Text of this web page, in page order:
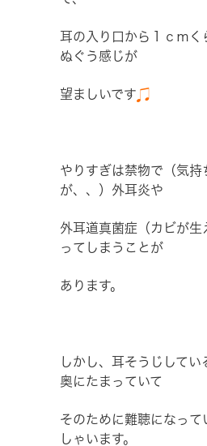
耳の入り口から１ｃｍく
ぬぐう感じが
望ましいです
やりすぎは禁物で（気持
が、、）外耳炎や
外耳道真菌症（カビが生
ってしまうことが
あります。
しかし、耳そうじしてい
奥にたまっていて
そのために難聴になって
しゃいます。